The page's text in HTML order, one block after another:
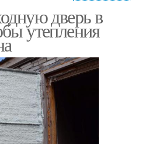
дверь в
утепления